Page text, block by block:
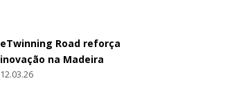
eTwinning Road reforça
inovação na Madeira
12.03.26